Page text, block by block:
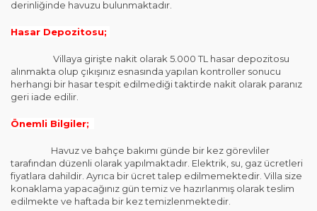
derinliğinde havuzu bulunmaktadır.
Hasar Depozitosu;
Villaya girişte nakit olarak 5.000 TL hasar depozitosu
alınmakta olup çıkışınız esnasında yapılan kontroller sonucu
herhangi bir hasar tespit edilmediği taktirde nakit olarak paranız
geri iade edilir.
Önemli Bilgiler;
Havuz ve bahçe bakımı günde bir kez görevliler
tarafından düzenli olarak yapılmaktadır. Elektrik, su, gaz ücretleri
fiyatlara dahildir. Ayrıca bir ücret talep edilmemektedir. Villa size
konaklama yapacağınız gün temiz ve hazırlanmış olarak teslim
edilmekte ve haftada bir kez temizlenmektedir.